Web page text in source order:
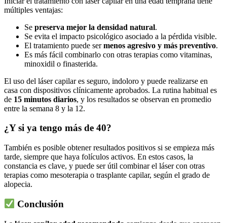
múltiples ventajas:
Se preserva mejor la densidad natural.
Se evita el impacto psicológico asociado a la pérdida visible.
El tratamiento puede sermenos agresivo y más preventivo.
Es más fácil combinarlo con otras terapias como vitaminas,
minoxidil o finasterida.
El uso del láser capilar es seguro, indoloro y puede realizarse en
casa con dispositivos clínicamente aprobados. La rutina habitual es
de 15 minutos diarios, y los resultados se observan en promedio
entre la semana 8 y la 12.
¿Y si ya tengo más de 40?
También es posible obtener resultados positivos si se empieza más
tarde, siempre que haya folículos activos. En estos casos, la
constancia es clave, y puede ser útil combinar el láser con otras
terapias como mesoterapia o trasplante capilar, según el grado de
alopecia.
Conclusión